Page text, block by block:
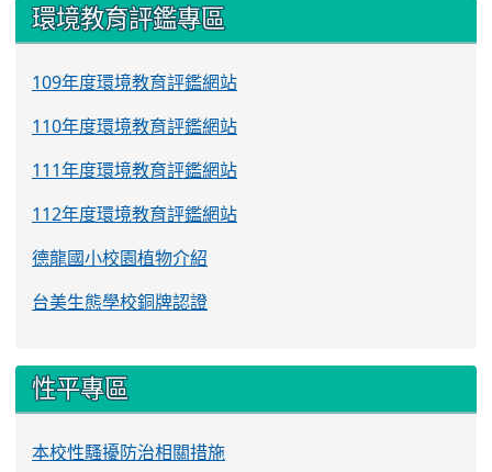
環境教育評鑑專區
109年度環境教育評鑑網站
110年度環境教育評鑑網站
111年度環境教育評鑑網站
112年度環境教育評鑑網站
德龍國小校園植物介紹
台美生態學校銅牌認證
性平專區
本校性騷擾防治相關措施